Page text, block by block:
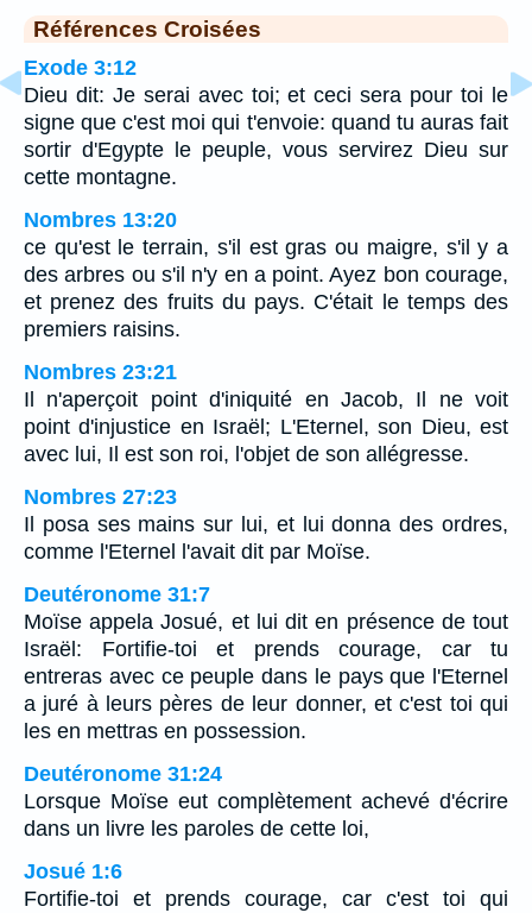
Références Croisées
Exode 3:12
Dieu dit: Je serai avec toi; et ceci sera pour toi le
signe que c'est moi qui t'envoie: quand tu auras fait
sortir d'Egypte le peuple, vous servirez Dieu sur
cette montagne.
Nombres 13:20
ce qu'est le terrain, s'il est gras ou maigre, s'il y a
des arbres ou s'il n'y en a point. Ayez bon courage,
et prenez des fruits du pays. C'était le temps des
premiers raisins.
Nombres 23:21
Il n'aperçoit point d'iniquité en Jacob, Il ne voit
point d'injustice en Israël; L'Eternel, son Dieu, est
avec lui, Il est son roi, l'objet de son allégresse.
Nombres 27:23
Il posa ses mains sur lui, et lui donna des ordres,
comme l'Eternel l'avait dit par Moïse.
Deutéronome 31:7
Moïse appela Josué, et lui dit en présence de tout
Israël: Fortifie-toi et prends courage, car tu
entreras avec ce peuple dans le pays que l'Eternel
a juré à leurs pères de leur donner, et c'est toi qui
les en mettras en possession.
Deutéronome 31:24
Lorsque Moïse eut complètement achevé d'écrire
dans un livre les paroles de cette loi,
Josué 1:6
Fortifie-toi et prends courage, car c'est toi qui